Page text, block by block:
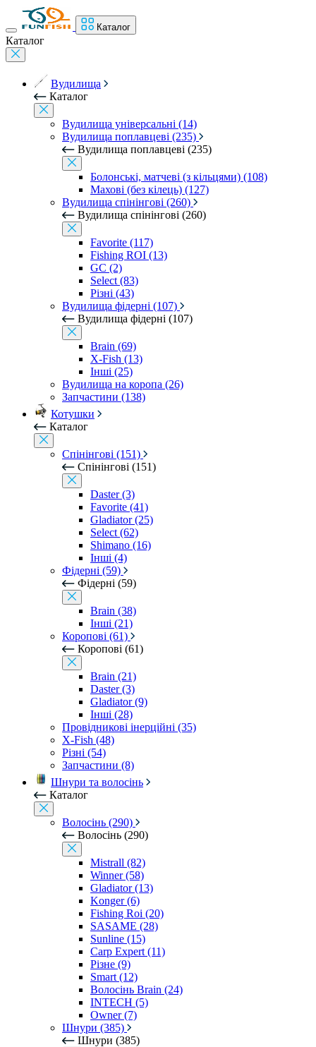
Каталог
Каталог
Вудилища
Каталог
Вудилища універсальні (14)
Вудилища поплавцеві (235)
Вудилища поплавцеві (235)
Болонські, матчеві (з кільцями) (108)
Махові (без кілець) (127)
Вудилища спінінгові (260)
Вудилища спінінгові (260)
Favorite (117)
Fishing ROI (13)
GC (2)
Select (83)
Різні (43)
Вудилища фідерні (107)
Вудилища фідерні (107)
Brain (69)
X-Fish (13)
Інші (25)
Вудилища на коропа (26)
Запчастини (138)
Котушки
Каталог
Спінінгові (151)
Спінінгові (151)
Daster (3)
Favorite (41)
Gladiator (25)
Select (62)
Shimano (16)
Інші (4)
Фідерні (59)
Фідерні (59)
Brain (38)
Інші (21)
Коропові (61)
Коропові (61)
Brain (21)
Daster (3)
Gladiator (9)
Інші (28)
Провідникові інерційні (35)
X-Fish (48)
Різні (54)
Запчастини (8)
Шнури та волосінь
Каталог
Волосінь (290)
Волосінь (290)
Mistrall (82)
Winner (58)
Gladiator (13)
Konger (6)
Fishing Roi (20)
SASAME (28)
Sunline (15)
Carp Expert (11)
Різне (9)
Smart (12)
Волосінь Brain (24)
INTECH (5)
Owner (7)
Шнури (385)
Шнури (385)